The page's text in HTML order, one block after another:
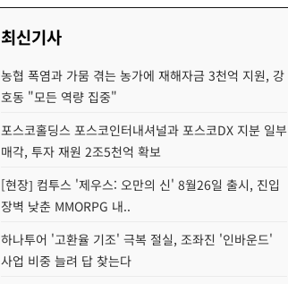
최신기사
농협 폭염과 가뭄 겪는 농가에 재해자금 3천억 지원, 강
호동 "모든 역량 집중"
포스코홀딩스 포스코인터내셔널과 포스코DX 지분 일부
매각, 투자 재원 2조5천억 확보
[현장] 컴투스 '제우스: 오만의 신' 8월26일 출시, 진입
장벽 낮춘 MMORPG 내..
하나투어 '고환율 기조' 극복 절실, 조좌진 '인바운드'
사업 비중 늘려 답 찾는다